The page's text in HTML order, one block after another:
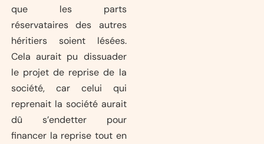
que les parts
réservataires des autres
héritiers soient lésées.
Cela aurait pu dissuader
le projet de reprise de la
société, car celui qui
reprenait la société aurait
dû s’endetter pour
financer la reprise tout en